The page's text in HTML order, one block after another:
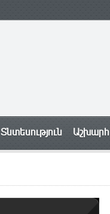
Տնտեսություն Աշխարհ